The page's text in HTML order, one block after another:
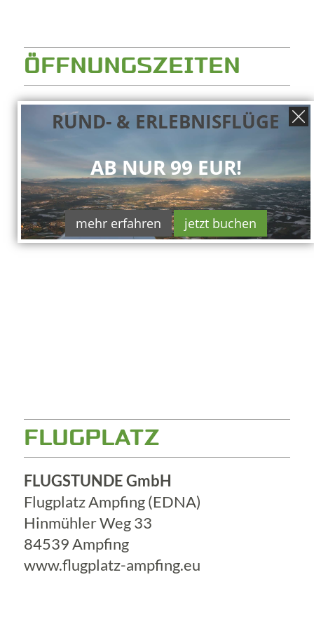
ÖFFNUNGSZEITEN
Flugbetrieb (VFR)
SUM: TUE-SUN 0700-SS/1700
WIN: TUE-SUN 0800-SS/1800
OT: PPR!
FLUGPLATZ
FLUGSTUNDE GmbH
Flugplatz Ampfing (EDNA)
Hinmühler Weg 33
84539 Ampfing
www.flugplatz-ampfing.eu
RUND- & ERLEBNISFLÜGE
AB NUR 99 EUR!
mehr erfahren jetzt buchen